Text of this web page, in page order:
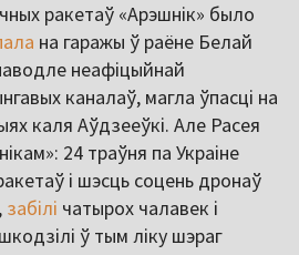
ракетаў «Арэшнік» было
на гаражы ў раёне Белай
неафіцыйнай
каналаў, магла ўпасці на
каля Аўдзееўкі. Але Расея
24 траўня па Украіне
і шэсць соцень дронаў
забілі чатырох чалавек і
ў тым ліку шэраг